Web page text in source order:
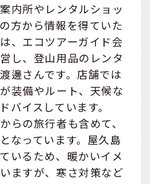
内所やレンタルショッ
方から情報を得ていた
、エコツアーガイド会
し、登山用品のレンタ
邊さんです。店舗では
装備やルート、天候な
バイスしています。
らの旅行者も含めて、
なっています。屋久島
いるため、暖かいイメ
ますが、寒さ対策など